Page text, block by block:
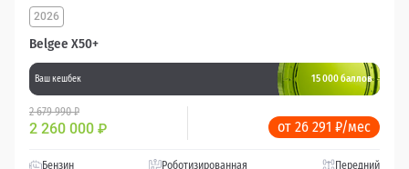
Belgee X50+
2026
Ваш кешбек 15 000 баллов
2 679 990 ₽
2 260 000 ₽ от 26 291 ₽/мес
Бензин Роботизированная Передний